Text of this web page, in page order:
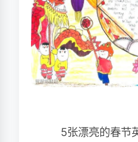
5张漂亮的春节